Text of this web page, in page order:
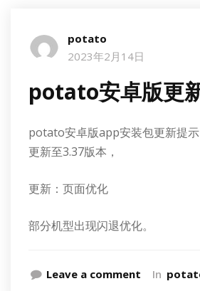
potato
2023年2月14日
potato安卓版更
potato安卓版app安装包更新提
更新至3.37版本，
更新：页面优化
部分机型出现闪退优化。
Leave a comment In